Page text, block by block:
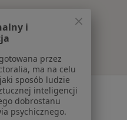
i
przez
ma na celu
sposób ludzie
inteligencji
dobrostanu
psychicznego.